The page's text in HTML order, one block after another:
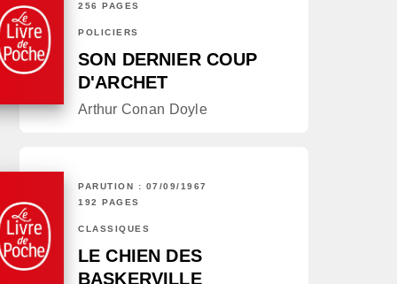
256 PAGES
POLICIERS
SON DERNIER COUP
D'ARCHET
Arthur Conan Doyle
PARUTION : 07/09/1967
192 PAGES
CLASSIQUES
LE CHIEN DES
BASKERVILLE